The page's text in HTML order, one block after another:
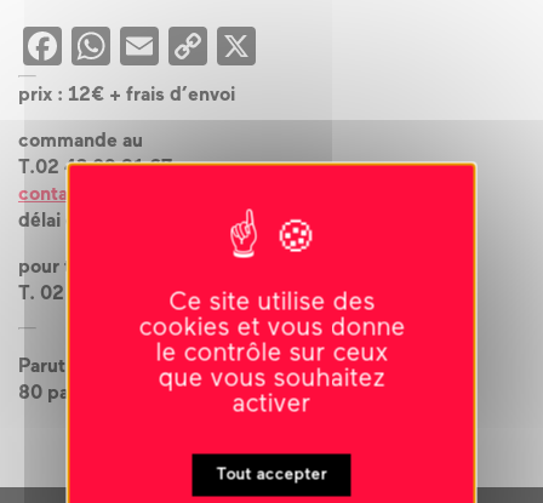
Facebook
WhatsApp
EmailCopy
Link
prix : 12€ + frais d’envoi
commande au
T.02 43 09 21 67
contact@le-carre.org
délai de livraison de 4 à 15 jours
pour toute commande urgente
T. 02 43 09 21 50
Parution 2013
80 pages couleurs
Ce site utilise des
cookies et vous donne
le contrôle sur ceux
que vous souhaitez
activer
Tout accepter